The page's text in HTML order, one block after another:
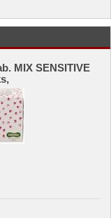
MIX SENSITIVE